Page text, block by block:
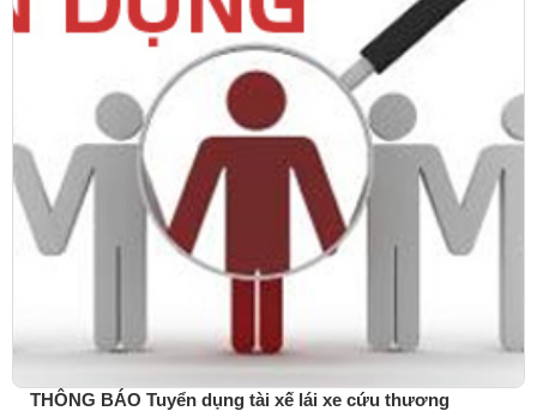
THÔNG BÁO Tuyển dụng tài xế lái xe cứu thương